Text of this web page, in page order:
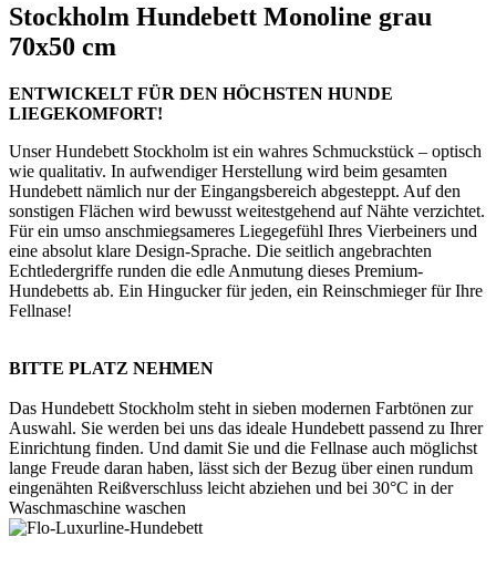
Stockholm Hundebett Monoline grau
70x50 cm
ENTWICKELT FÜR DEN HÖCHSTEN HUNDE
LIEGEKOMFORT!
Unser Hundebett Stockholm ist ein wahres Schmuckstück – optisch
wie qualitativ. In aufwendiger Herstellung wird beim gesamten
Hundebett nämlich nur der Eingangsbereich abgesteppt. Auf den
sonstigen Flächen wird bewusst weitestgehend auf Nähte verzichtet.
Für ein umso anschmiegsameres Liegegefühl Ihres Vierbeiners und
eine absolut klare Design-Sprache. Die seitlich angebrachten
Echtledergriffe runden die edle Anmutung dieses Premium-
Hundebetts ab. Ein Hingucker für jeden, ein Reinschmieger für Ihre
Fellnase!
BITTE PLATZ NEHMEN
Das Hundebett Stockholm steht in sieben modernen Farbtönen zur
Auswahl. Sie werden bei uns das ideale Hundebett passend zu Ihrer
Einrichtung finden. Und damit Sie und die Fellnase auch möglichst
lange Freude daran haben, lässt sich der Bezug über einen rundum
eingenähten Reißverschluss leicht abziehen und bei 30°C in der
Waschmaschine waschen